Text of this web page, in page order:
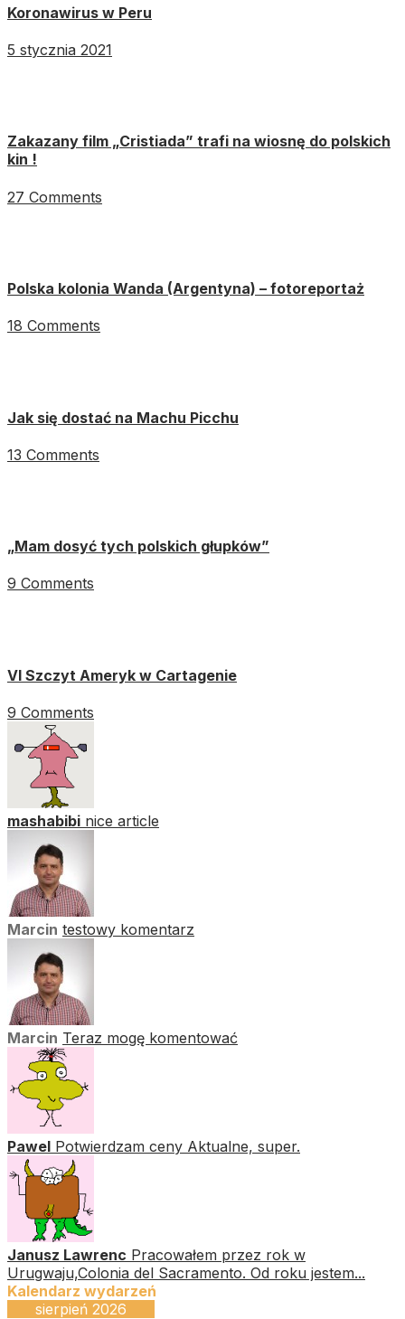
Koronawirus w Peru
5 stycznia 2021
Zakazany film „Cristiada” trafi na wiosnę do polskich
kin !
27 Comments
Polska kolonia Wanda (Argentyna) – fotoreportaż
18 Comments
Jak się dostać na Machu Picchu
13 Comments
„Mam dosyć tych polskich głupków”
9 Comments
VI Szczyt Ameryk w Cartagenie
9 Comments
mashabibi nice article
Marcin testowy komentarz
Marcin Teraz mogę komentować
Pawel Potwierdzam ceny Aktualne, super.
Janusz Lawrenc Pracowałem przez rok w
Urugwaju,Colonia del Sacramento. Od roku jestem...
Kalendarz wydarzeń
sierpień 2026